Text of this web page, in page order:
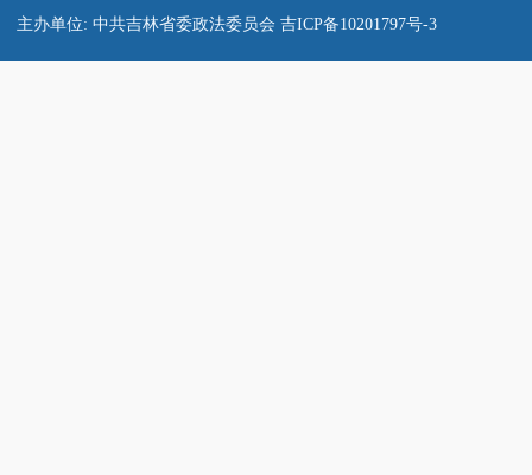
主办单位: 中共吉林省委政法委员会 吉ICP备10201797号-3